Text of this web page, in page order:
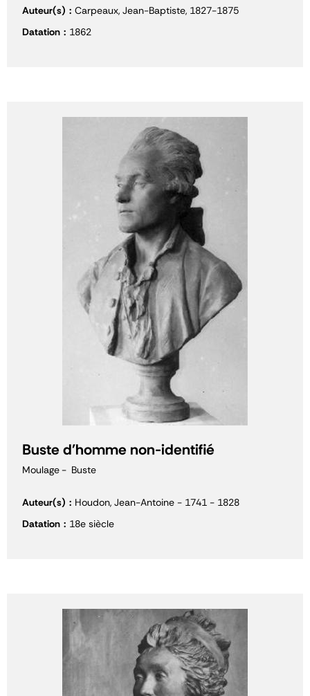
Auteur(s)
Carpeaux, Jean-Baptiste, 1827-1875
Datation
1862
Buste d'homme non-identifié
Moulage Buste
Auteur(s)
Houdon, Jean-Antoine - 1741 - 1828
Datation
18e siècle